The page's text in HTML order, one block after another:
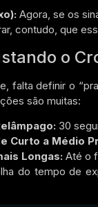
Agora, se os
contudo, que
o
falta definir o
são muitas:
30
Curto a Médio
Longas: Até o
do tempo de